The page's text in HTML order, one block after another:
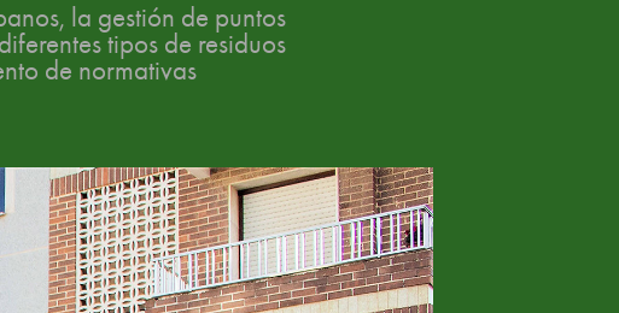
la gestión de puntos
tipos de residuos
de normativas